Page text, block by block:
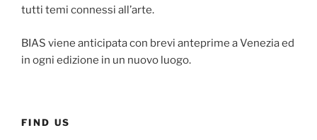
tutti temi connessi all’arte.
BIAS viene anticipata con brevi anteprime a Venezia ed
in ogni edizione in un nuovo luogo.
FIND US